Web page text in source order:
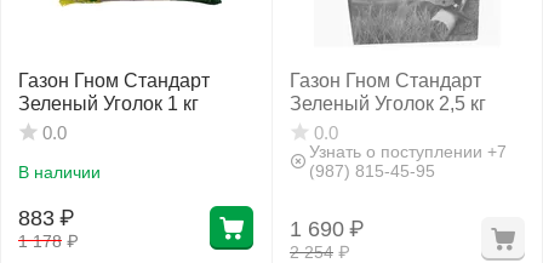
Фитолампы
Газон Гном Стандарт
Зеленый Уголок 1 кг
0.0
В наличии
1 178 ₽
883 ₽
Газон Гном Стандарт
Зеленый Уголок 2,5 кг
0.0
Узнать о поступлении +7
(987) 815-45-95
2 254 ₽
1 690 ₽